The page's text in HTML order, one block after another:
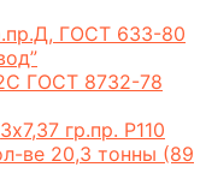
ГОСТ 633-80
ГОСТ 8732-78
гр.пр. Р110
ве 20,3 тонны (89